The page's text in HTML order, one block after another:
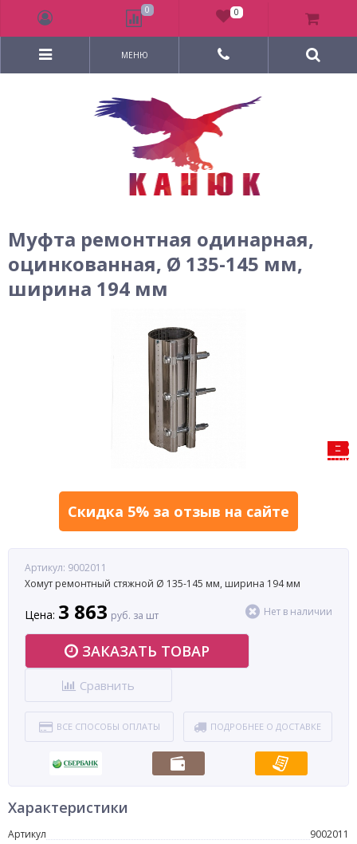
МЕНЮ
Муфта ремонтная одинарная,
оцинкованная, Ø 135-145 мм,
ширина 194 мм
Скидка 5% за отзыв на сайте
Артикул: 9002011
Хомут ремонтный стяжной Ø 135-145 мм, ширина 194 мм
Цена: 3 863 руб. за шт Нет в наличии
ЗАКАЗАТЬ ТОВАР
Сравнить
ВСЕ СПОСОБЫ ОПЛАТЫ ПОДРОБНЕЕ О ДОСТАВКЕ
Характеристики
Артикул
9002011
0 0